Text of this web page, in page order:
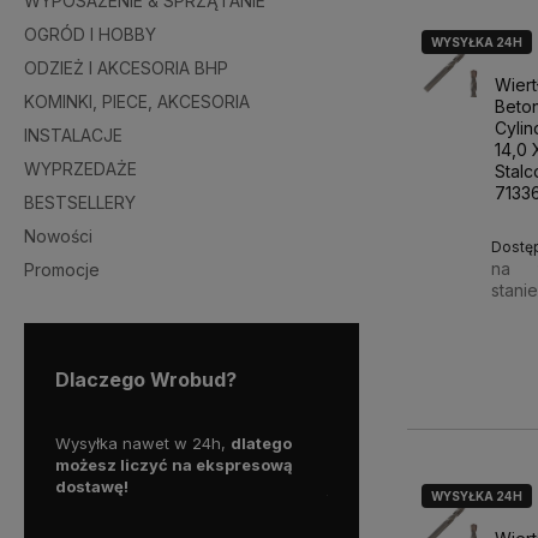
OGRÓD I HOBBY
ODZIEŻ I AKCESORIA BHP
KOMINKI, PIECE, AKCESORIA
INSTALACJE
WYPRZEDAŻE
BESTSELLERY
Nowości
Promocje
Dlaczego Wrobud?
Wysyłka nawet w 24h, dlatego
możesz liczyć na ekspresową
dostawę!
100 zł!
WYSYŁKA 24H
14,0
na
stanie
WYSYŁKA 24H